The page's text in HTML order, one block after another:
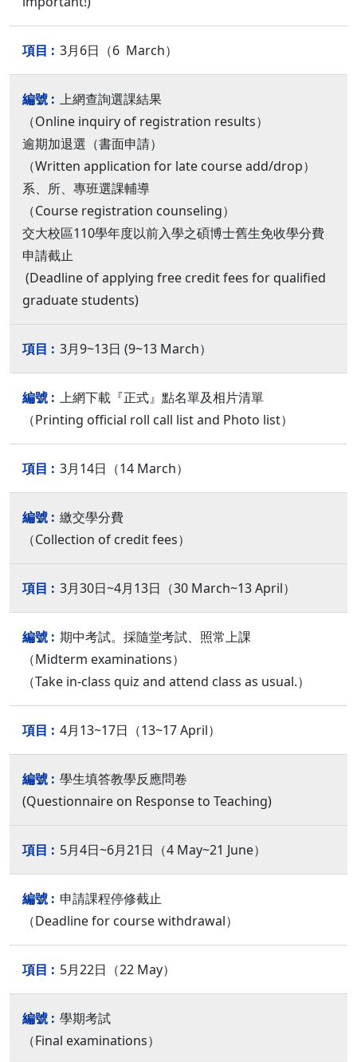
3月6日（6 March）
上網查詢選課結果
（Online inquiry of registration results）
逾期加退選（書面申請）
（Written application for late course add/drop）
系、所、專班選課輔導
（Course registration counseling）
交大校區110學年度以前入學之碩博士舊生免收學分費
申請截止
(Deadline of applying free credit fees for qualified
graduate students)
3月9~13日 (9~13 March）
上網下載『正式』點名單及相片清單
（Printing official roll call list and Photo list）
3月14日（14 March）
繳交學分費
（Collection of credit fees）
3月30日~4月13日（30 March~13 April）
期中考試。採隨堂考試、照常上課
（Midterm examinations）
（Take in-class quiz and attend class as usual.）
4月13~17日（13~17 April）
學生填答教學反應問卷
(Questionnaire on Response to Teaching)
5月4日~6月21日（4 May~21 June）
申請課程停修截止
（Deadline for course withdrawal）
5月22日（22 May）
學期考試
（Final examinations）